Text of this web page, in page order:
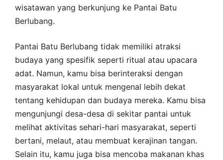
wisatawan yang berkunjung ke Pantai Batu
Berlubang.
Pantai Batu Berlubang tidak memiliki atraksi
budaya yang spesifik seperti ritual atau upacara
adat. Namun, kamu bisa berinteraksi dengan
masyarakat lokal untuk mengenal lebih dekat
tentang kehidupan dan budaya mereka. Kamu bisa
mengunjungi desa-desa di sekitar pantai untuk
melihat aktivitas sehari-hari masyarakat, seperti
bertani, melaut, atau membuat kerajinan tangan.
Selain itu, kamu juga bisa mencoba makanan khas